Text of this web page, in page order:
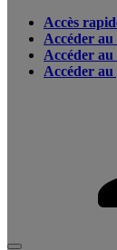
Accès
Accéder au
Accéder
Accéder au